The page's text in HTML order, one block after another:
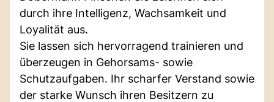
durch ihre Intelligenz, Wachsamkeit und
Loyalität aus.
Sie lassen sich hervorragend trainieren und
überzeugen in Gehorsams- sowie
Schutzaufgaben. Ihr scharfer Verstand sowie
der starke Wunsch ihren Besitzern zu